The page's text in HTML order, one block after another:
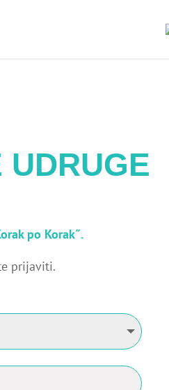
po Korak˝.
prijaviti.